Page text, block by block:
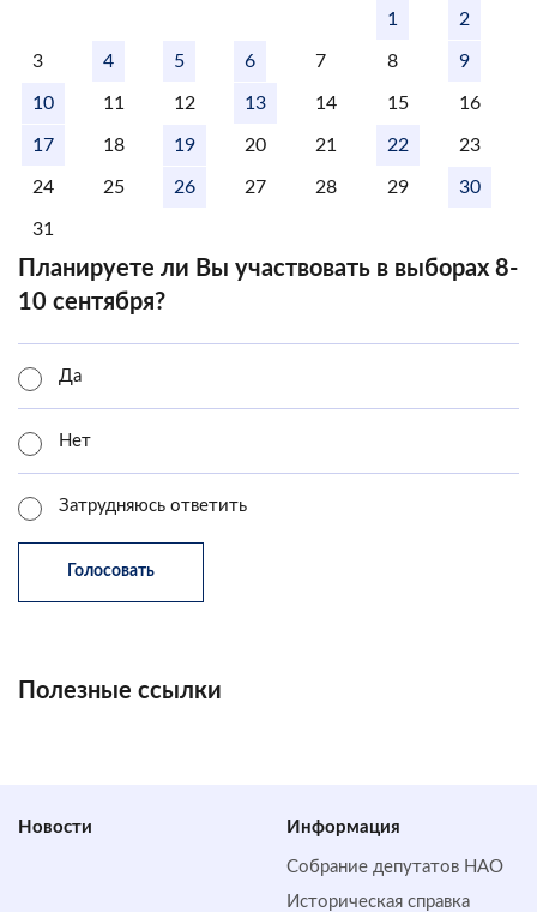
1 2
3 4 5 6 7 8 9
10 11 12 13 14 15 16
17 18 19 20 21 22 23
24 25 26 27 28 29 30
31
Планируете ли Вы участвовать в выборах 8-
10 сентября?
Да
Нет
Затрудняюсь ответить
Полезные ссылки
Новости Информация
Собрание депутатов НАО
Историческая справка